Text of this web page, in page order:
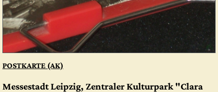
POSTKARTE (AK)
Messestadt Leipzig, Zentraler Kulturpark "Clara